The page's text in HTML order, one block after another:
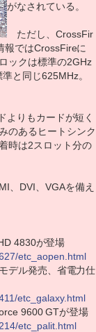
がなされている。
ただし、CrossFir
報ではCrossFireに
ックは標準の2GHz
と同じ625MHz。
りもカードが短く
のあるヒートシンク
時は2スロット分の
、DVI、VGAを備え
4830が登場
etc_aopen.html
デル発売、省電力仕
etc_galaxy.html
9600 GTが登場
etc_palit.html